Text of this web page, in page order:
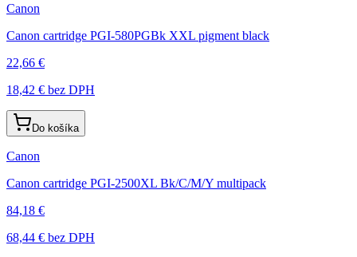
Canon
Canon cartridge PGI-580PGBk XXL pigment black
22,66 €
18,42 € bez DPH
Do košíka
Canon
Canon cartridge PGI-2500XL Bk/C/M/Y multipack
84,18 €
68,44 € bez DPH